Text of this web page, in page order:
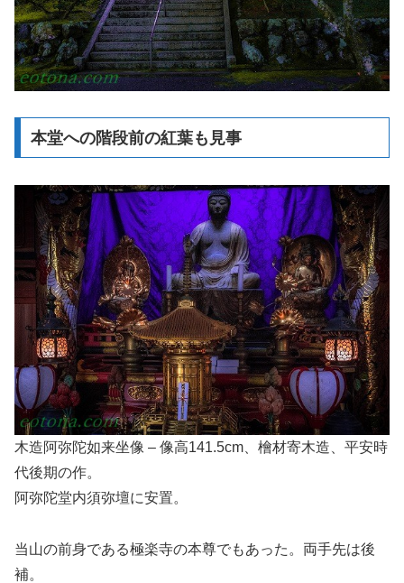
本堂への階段前の紅葉も見事
木造阿弥陀如来坐像 – 像高141.5cm、檜材寄木造、平安時
代後期の作。
阿弥陀堂内須弥壇に安置。
当山の前身である極楽寺の本尊でもあった。両手先は後
補。